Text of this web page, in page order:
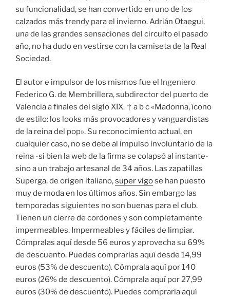
su funcionalidad, se han convertido en uno de los
calzados más trendy para el invierno. Adrián Otaegui,
una de las grandes sensaciones del circuito el pasado
año, no ha dudo en vestirse con la camiseta de la Real
Sociedad.
El autor e impulsor de los mismos fue el Ingeniero
Federico G. de Membrillera, subdirector del puerto de
Valencia a finales del siglo XIX. ↑ a b c «Madonna, ícono
de estilo: los looks más provocadores y vanguardistas
de la reina del pop». Su reconocimiento actual, en
cualquier caso, no se debe al impulso involuntario de la
reina -si bien la web de la firma se colapsó al instante-
sino a un trabajo artesanal de 34 años. Las zapatillas
Superga, de origen italiano,super vigose han puesto
muy de moda en los últimos años. Sin embargo las
temporadas siguientes no son buenas para el club.
Tienen un cierre de cordones y son completamente
impermeables. Impermeables y fáciles de limpiar.
Cómpralas aquí desde 56 euros y aprovecha su 69%
de descuento. Puedes comprarlas aquí desde 14,99
euros (53% de descuento). Cómprala aquí por 140
euros (26% de descuento). Cómprala aquí por 27,99
euros (30% de descuento). Puedes comprarla aquí